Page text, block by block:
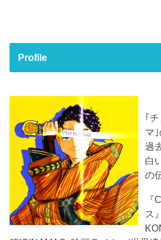
Profile
｢
マ
過
白
の
『
ス